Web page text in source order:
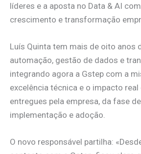
líderes e a aposta no Data & AI
crescimento e transformação
Luís Quinta tem mais de oito anos
automação, gestão de dados e
integrando agora a Gstep com a
excelência técnica e o impacto
entregues pela empresa, da fase
implementação e adoção.
O novo responsável partilha: